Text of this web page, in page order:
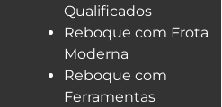
Qualificados
Reboque com Frota
Moderna
Reboque com
Ferramentas